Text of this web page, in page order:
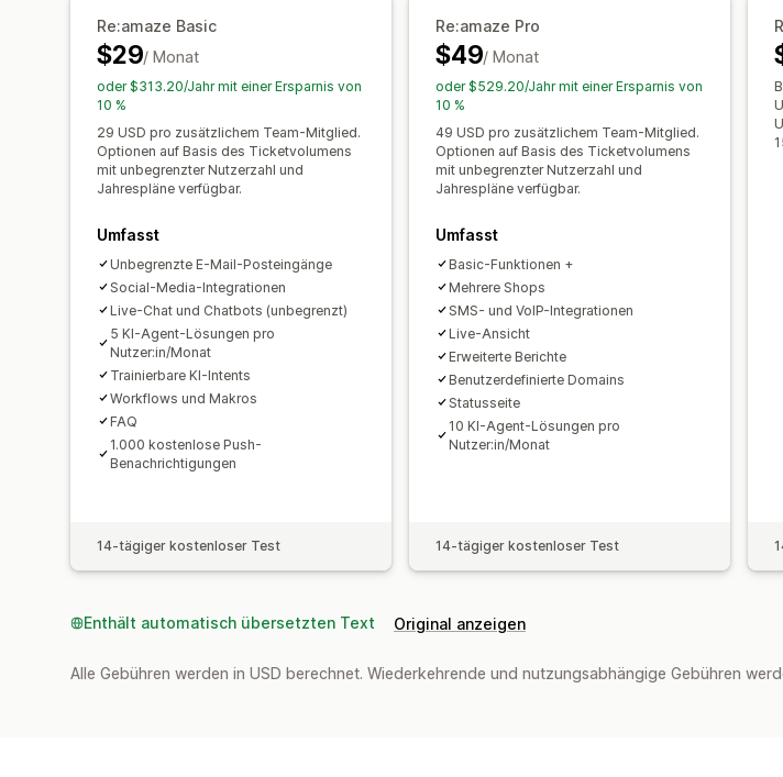
Farbe und
Feedback-
Re:amaze Basic
$29/ Monat
oder $313.20/Jahr mit einer Ersparnis von
10 %
29 USD pro zusätzlichem Team-Mitglied.
Optionen auf Basis des Ticketvolumens
mit unbegrenzter Nutzerzahl und
Jahrespläne verfügbar.
Umfasst
Unbegrenzte E-Mail-Posteingänge
Social-Media-Integrationen
Live-Chat und Chatbots (unbegrenzt)
5 KI-Agent-Lösungen pro
Nutzer:in/Monat
Trainierbare KI-Intents
Workflows und Makros
FAQ
1.000 kostenlose Push-
Benachrichtigungen
14-tägiger kostenloser Test
Re:amaze Pro
$49/ Monat
oder $529.20/Jahr mit einer Ersparnis von
10 %
49 USD pro zusätzlichem Team-Mitglied.
Optionen auf Basis des Ticketvolumens
mit unbegrenzter Nutzerzahl und
Jahrespläne verfügbar.
Umfasst
Basic-Funktionen +
Mehrere Shops
SMS- und VoIP-Integrationen
Live-Ansicht
Erweiterte Berichte
Benutzerdefinierte Domains
Statusseite
10 KI-Agent-Lösungen pro
Nutzer:in/Monat
14-tägiger kostenloser Test
Enthält automatisch übersetzten Text Original anzeigen
Alle Gebühren werden in USD berechnet. Wiederkehrende und nutzungsabhängige Gebühren